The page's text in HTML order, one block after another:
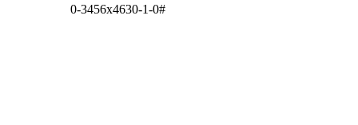
0-3456x4630-1-0#